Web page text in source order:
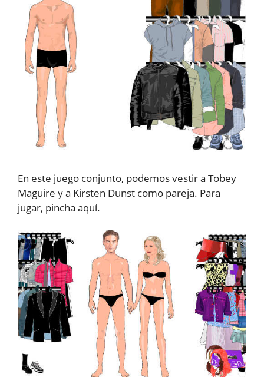
En este juego conjunto, podemos vestir a Tobey
Maguire y a Kirsten Dunst como pareja. Para
jugar, pincha aquí.